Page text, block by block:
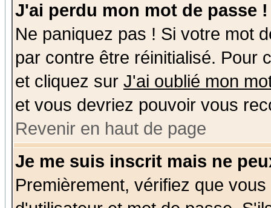
J'ai perdu mon mot de passe !
Ne paniquez pas ! Si votre mot
par contre être réinitialisé. Pour
et cliquez sur J'ai oublié mon
et vous devriez pouvoir vous
Revenir en haut de page
Je me suis inscrit mais ne
Premièrement, vérifiez que